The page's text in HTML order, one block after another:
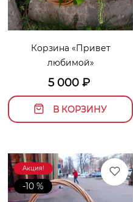
Корзина «Привет
любимой»
5 000 ₽
В КОРЗИНУ
Акция!
-10 %